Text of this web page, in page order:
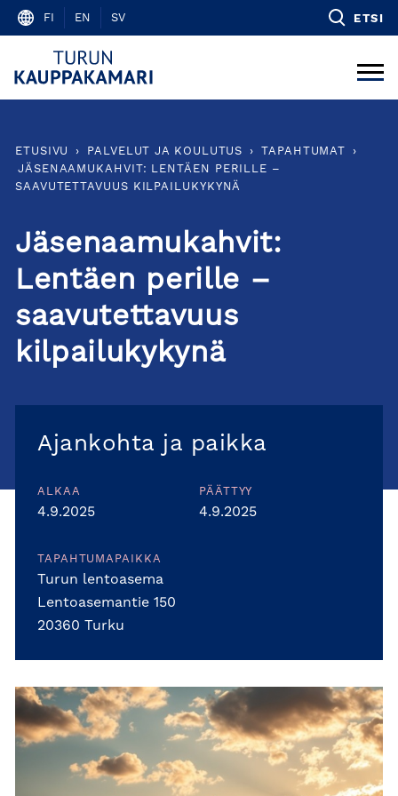
Skip
content
FI EN SV ETSI
ETUSIVU › PALVELUT JA KOULUTUS › TAPAHTUMAT
›
JÄSENAAMUKAHVIT: LENTÄEN PERILLE –
SAAVUTETTAVUUS KILPAILUKYKYNÄ
Jäsenaamukahvit:
Lentäen perille –
saavutettavuus
kilpailukykynä
Ajankohta ja paikka
ALKAA
4.9.2025
PÄÄTTYY
4.9.2025
TAPAHTUMAPAIKKA
Turun lentoasema
Lentoasemantie 150
20360 Turku